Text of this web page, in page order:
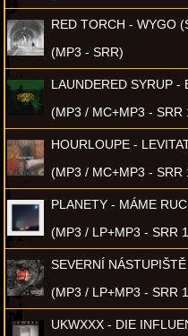
RED TORCH - WYGO
(MP3 - SRR)
LAUNDERED SYRUP -
(MP3 / MC+MP3 - SRR
HOURLOUPE -
(MP3 / MC+MP3 - SRR
PLANETY - MÁME
(MP3 / LP+MP3 - SRR
SEVERNÍ
(MP3 / LP+MP3 - SRR
UKWXXX - DIE